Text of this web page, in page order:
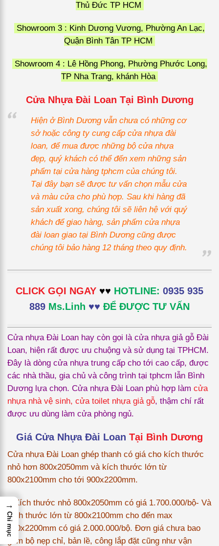
Thủ Đức TP HCM
Showroom 3 : Kinh Dương Vương, Phường An Lạc,
Quận Bình Tân TP HCM
Showroom 4 : Lê Hồng Phong, Phường Phước Long,
TP Nha Trang, khánh Hòa
Cửa Nhựa Đài Loan Tại Bình Dương
Hiện ở Bình Dương vẫn chưa có những cơ
sở hoặc công ty cung cấp cửa nhựa đài
loan, để mua được những bộ cửa nhựa
đẹp, quý khách có thể đến xem những sản
phẩm tại cửa hàng tphcm của chúng tôi.
Tại đây bạn sẽ được tư vấn chọn mẫu cửa
và màu cửa cho phù hợp. Sau khi hàng đã
sản xuất xong, chúng tôi sẽ liên hệ với quý
khách để giao hàng, sản phẩm cửa nhựa
đài loan giao tại Bình Dương cũng được
chúng tôi bảo hàng 12 tháng theo quy định.
CLICK GỌI NGAY ♥♥ HOTLINE: 0935 935
889 Ms.Linh ♥♥ ĐỂ ĐƯỢC TƯ VẤN
Cửa nhựa Đài Loan hay còn gọi là cửa nhựa giả gỗ Đài
Loan, hiện rất được ưu chuộng và sử dụng tại TPHCM.
Đây là dòng cửa nhựa trung cấp cho tới cao cấp, được
các nhà thầu, gia chủ và công trình tại tphcm lẫn Bình
Dương lựa chọn. Cửa nhựa Đài Loan phù hợp làm cửa
nhựa nhà vệ sinh, cửa toilet nhựa giả gỗ, thậm chí rất
được ưu dùng làm cửa phòng ngủ.
Giá Cửa Nhựa Đài Loan Tại Bình Dương
Cửa nhựa Đài Loan ghép thanh có giá cho kích thước
nhỏ hơn 800x2050mm và kích thước lớn từ
800x2100mm cho tới 900x2200mm.
– Kích thước nhỏ 800x2050mm có giá 1.700.000/bộ- Và
kích thước lớn từ 800x2100mm cho đến max
900x2200mm có giá 2.000.000/bộ. Đơn giá chưa bao
gồm bộ nẹp chỉ, bản lề, công lắp đặt cũng như vận
→
Chỉ mục